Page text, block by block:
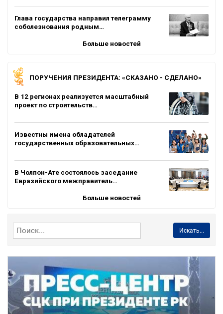
Глава государства направил телеграмму
соболезнования родным…
Больше новостей
ПОРУЧЕНИЯ ПРЕЗИДЕНТА: «СКАЗАНО - СДЕЛАНО»
В 12 регионах реализуется масштабный
проект по строительств…
Известны имена обладателей
государственных образовательных…
В Чолпон-Ате состоялось заседание
Евразийского межправитель…
Больше новостей
Искать...